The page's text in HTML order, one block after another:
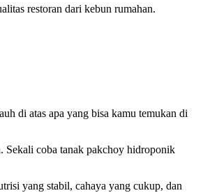
restoran dari kebun rumahan.
di atas apa yang bisa kamu temukan di
Sekali coba tanak pakchoy hidroponik
yang stabil, cahaya yang cukup, dan